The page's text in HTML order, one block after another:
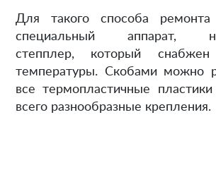
Для такого способа ремонта
специальный аппарат,
степплер, который снабжен
температуры. Скобами можно
все термопластичные
всего разнообразные крепления.